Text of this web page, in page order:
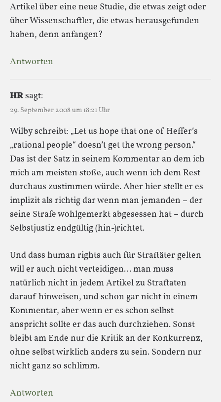
Artikel über eine neue Studie, die etwas zeigt oder
über Wissenschaftler, die etwas herausgefunden
haben, denn anfangen?
Antworten
HRsagt:
29. September 2008 um 18:21 Uhr
Wilby schreibt: „Let us hope that one of Heffer’s
„rational people“ doesn’t get the wrong person.“
Das ist der Satz in seinem Kommentar an dem ich
mich am meisten stoße, auch wenn ich dem Rest
durchaus zustimmen würde. Aber hier stellt er es
implizit als richtig dar wenn man jemanden – der
seine Strafe wohlgemerkt abgesessen hat – durch
Selbstjustiz endgültig (hin-)richtet.
Und dass human rights auch für Straftäter gelten
will er auch nicht verteidigen… man muss
natürlich nicht in jedem Artikel zu Straftaten
darauf hinweisen, und schon gar nicht in einem
Kommentar, aber wenn er es schon selbst
anspricht sollte er das auch durchziehen. Sonst
bleibt am Ende nur die Kritik an der Konkurrenz,
ohne selbst wirklich anders zu sein. Sondern nur
nicht ganz so schlimm.
Antworten